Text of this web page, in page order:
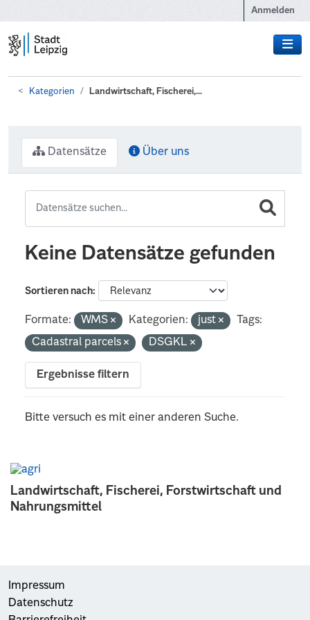
Anmelden
Kategorien Landwirtschaft, Fischerei,...
Landwirtschaft, Fischerei, Forstwirtschaft und
Nahrungsmittel
Datensätze Über uns
Keine Datensätze gefunden
Sortieren nach
Formate: WMS Kategorien: just
Tags:
Cadastral parcels
DSGKL
Ergebnisse filtern
Bitte versuch es mit einer anderen Suche.
Impressum
Datenschutz